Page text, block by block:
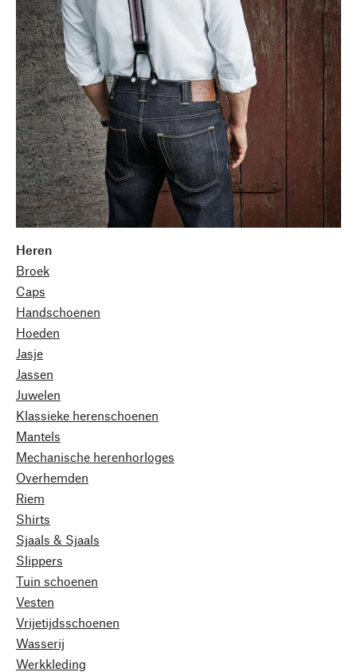
Heren
Broek
Caps
Handschoenen
Hoeden
Jasje
Jassen
Juwelen
Klassieke herenschoenen
Mantels
Mechanische herenhorloges
Overhemden
Riem
Shirts
Sjaals & Sjaals
Slippers
Tuin schoenen
Vesten
Vrijetijdsschoenen
Wasserij
Werkkleding